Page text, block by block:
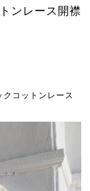
ンレース開襟
コットンレース